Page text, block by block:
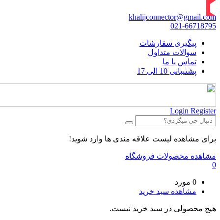
khalijconnector@gmail.com
021-66718795
پیگیری سفارشات
سوالات متداول
تماس با ما
پشتیبانی 10 الی 17
Login Register
برای مشاهده لیست علاقه مندی ها وارد شوید!
مشاهده محصولات فروشگاه
0
0 مورد
مشاهده سبد خرید
هیچ محصولی در سبد خرید نیست.